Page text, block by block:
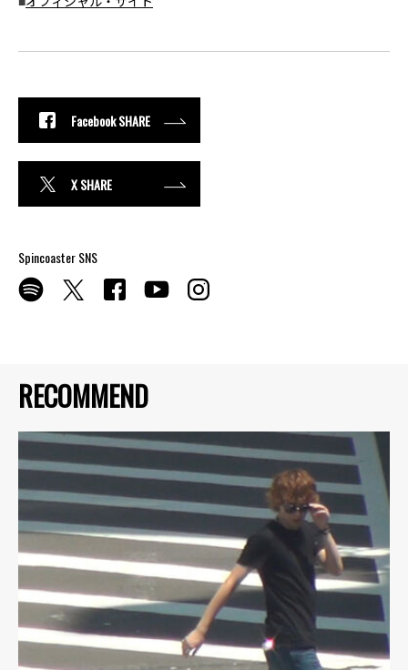
RECOMMEND
Facebook SHARE
X SHARE
Spincoaster SNS